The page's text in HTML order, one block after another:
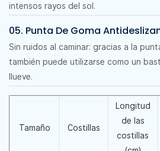
intensos rayos del sol.
05. Punta De Goma
Sin ruidos al caminar: gracias a la
también puede utilizarse como un
llueve.
Tamaño Costillas
Longitud
de las
costillas